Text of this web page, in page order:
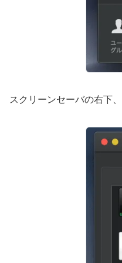
スクリーンセーバの右下